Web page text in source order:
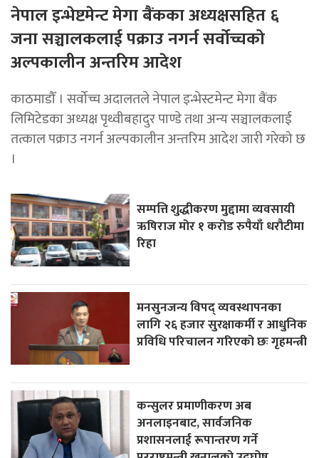
नेपाल इन्भेष्टमेन्ट मेगा बैंकका अध्यक्षसहित ६
जना सञ्चालकलाई पक्राउ नगर्न सर्वोच्चको
अल्पकालीन अन्तरिम आदेश
काठमाडौँ । सर्वोच्च अदालतले नेपाल इन्भेस्टमेन्ट मेगा बैंक
लिमिटेडका अध्यक्ष पृथ्वीबहादुर पाण्डे तथा अन्य सञ्चालकलाई
तत्काल पक्राउ नगर्न अल्पकालीन अन्तरिम आदेश जारी गरेको छ
।
सम्पत्ति शुद्धीकरण मुद्दामा व्यवसायी
ऋषिराज मोर १ करोड रुपैयाँ धरौटीमा
रिहा
मनसुनजन्य विपद् व्यवस्थापनका
लागि २६ हजार सुरक्षाकर्मी र आधुनिक
प्रविधि परिचालन गरिएको छः गृहमन्त्री
कन्सुलर प्रमाणीकरण अब
अनलाइनबाट, सार्वजनिक
प्रशासनलाई रूपान्तरण गर्ने